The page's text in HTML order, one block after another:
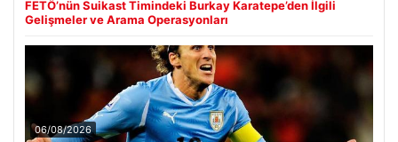
FETÖ’nün Suikast Timindeki Burkay Karatepe’den İlgili
Gelişmeler ve Arama Operasyonları
06/08/2026